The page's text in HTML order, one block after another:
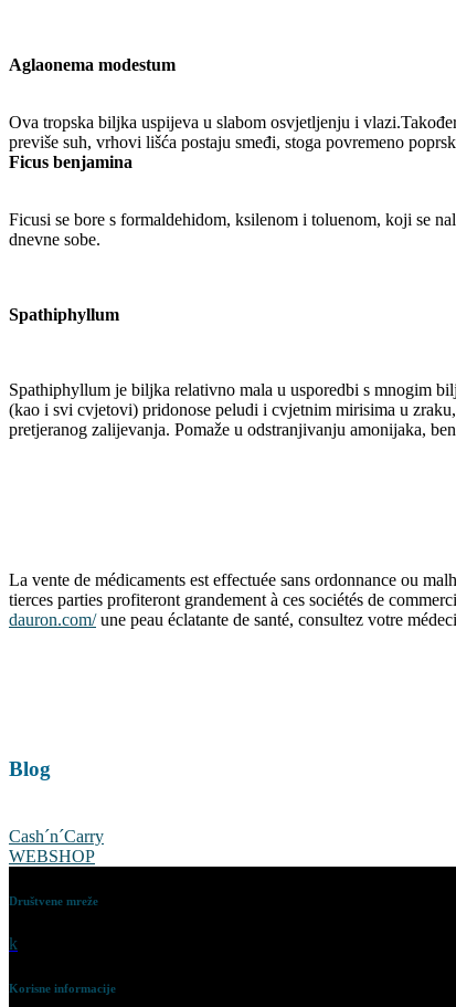
Aglaonema modestum
Ova tropska biljka uspijeva u slabom osvjetljenju i
previše suh, vrhovi lišća postaju smeđi, stoga povremeno
Ficus benjamina
Ficusi se bore s formaldehidom, ksilenom i toluenom, koji se
dnevne sobe.
Spathiphyllum
Spathiphyllum je biljka relativno mala u usporedbi s mnogim
(kao i svi cvjetovi) pridonose peludi i cvjetnim mirisima u
pretjeranog zalijevanja. Pomaže u odstranjivanju amonijaka,
La vente de médicaments est effectuée sans ordonnance ou
tierces parties profiteront grandement à ces sociétés de
dauron.com/une peau éclatante de santé, consultez votre
Blog
Cash´n´Carry
WEBSHOP
Društvene mreže
k
Korisne informacije